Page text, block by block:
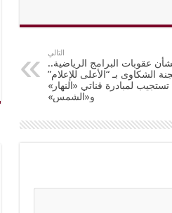
التالي
عقوبات البرامج الرياضية..
الشكاوى بـ “الأعلى للإعلام”
تستجيب لمبادرة قناتي «النهار»
و«الشمس»